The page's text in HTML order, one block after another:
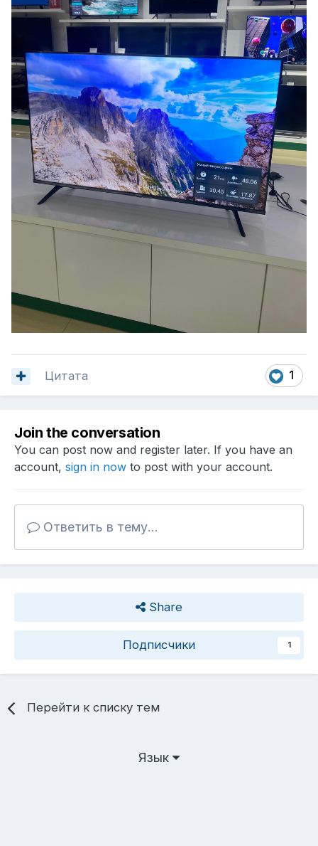
1
Цитата
Join the conversation
You can post now and register later. If you have an
account, sign in now to post with your account.
Ответить в тему...
Share
Подписчики 1
Перейти к списку тем
Язык